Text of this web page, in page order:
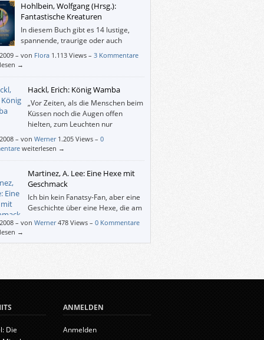
Hohlbein, Wolfgang (Hrsg.):
Fantastische Kreaturen
In diesem Buch gibt es 14 lustige,
spannende, traurige oder auch
schöne Geschichten. Mir hat es auch
dass jeder Autor eine andere
– von Flora 1.113 Views – 3 Kommentare
→
Hackl, Erich: König Wamba
„Vor Zeiten, als die Menschen beim
Küssen noch die Augen offen
hielten, zum Leuchten nur
Glühwürmchen und Pechfackeln
… – vor eintausenddreihundertdreizehn
ist, das Volk der Goten. Alle Männer
Bärte – die Jäger und der Hofdichter, der
der Herzog. Doch ihr König, der Wamba
von allen den längsten Bart.“
– von Werner 1.205 Views – 0
weiterlesen →
Martinez, A. Lee: Eine Hexe mit
Geschmack
Ich bin kein Fanatsy-Fan, aber eine
Geschichte über eine Hexe, die am
liebsten Menschenfleisch isst, hat
Nun fand ich in “Eine Hexe mit
– von Werner 478 Views – 0 Kommentare
→
Die
ANMELDEN
Anmelden